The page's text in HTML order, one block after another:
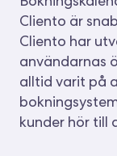
Cliento är
Cliento har
användarnas
alltid varit på
kunder hör till